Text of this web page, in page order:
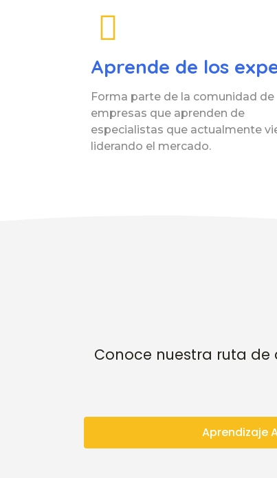
Aprende de los
Forma parte de la comunidad de
empresas que aprenden de
especialistas que actualmente
liderando el mercado.
Conoce nuestra ruta de
Aprendizaje